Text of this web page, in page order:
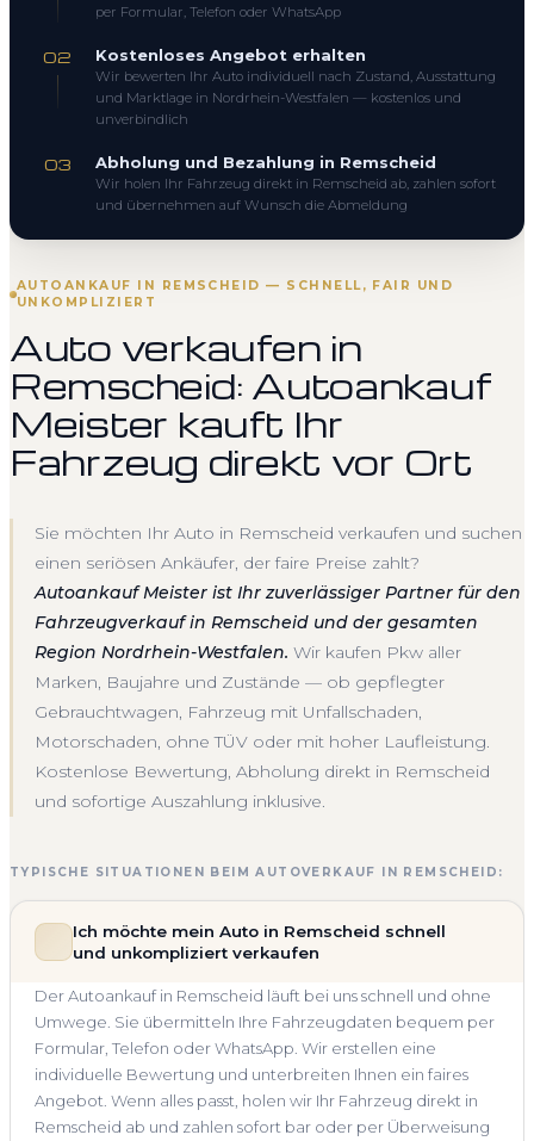
AUTOANKAUF IN REMSCHEID — SCHNELL, FAIR UND
UNKOMPLIZIERT
Auto verkaufen in
Remscheid: Autoankauf
Meister kauft Ihr
Fahrzeug direkt vor Ort
Sie möchten Ihr Auto in Remscheid verkaufen und suchen
einen seriösen Ankäufer, der faire Preise zahlt?
Autoankauf Meister ist Ihr zuverlässiger Partner für den
Fahrzeugverkauf in Remscheid und der gesamten
Region Nordrhein-Westfalen. Wir kaufen Pkw aller
Marken, Baujahre und Zustände — ob gepflegter
Gebrauchtwagen, Fahrzeug mit Unfallschaden,
Motorschaden, ohne TÜV oder mit hoher Laufleistung.
Kostenlose Bewertung, Abholung direkt in Remscheid
und sofortige Auszahlung inklusive.
TYPISCHE SITUATIONEN BEIM AUTOVERKAUF IN REMSCHEID:
Ich möchte mein Auto in Remscheid schnell
und unkompliziert verkaufen
Der Autoankauf in Remscheid läuft bei uns schnell und ohne
Umwege. Sie übermitteln Ihre Fahrzeugdaten bequem per
Formular, Telefon oder WhatsApp. Wir erstellen eine
individuelle Bewertung und unterbreiten Ihnen ein faires
Angebot. Wenn alles passt, holen wir Ihr Fahrzeug direkt in
Remscheid ab und zahlen sofort bar oder per Überweisung
per Formular, Telefon oder WhatsApp
02 Kostenloses Angebot erhalten
Wir bewerten Ihr Auto individuell nach Zustand, Ausstattung
und Marktlage in Nordrhein-Westfalen — kostenlos und
unverbindlich
03 Abholung und Bezahlung in Remscheid
Wir holen Ihr Fahrzeug direkt in Remscheid ab, zahlen sofort
und übernehmen auf Wunsch die Abmeldung